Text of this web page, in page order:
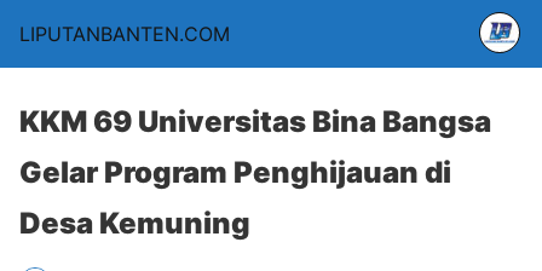
LIPUTANBANTEN.COM
KKM 69 Universitas Bina Bangsa
Gelar Program Penghijauan di
Desa Kemuning